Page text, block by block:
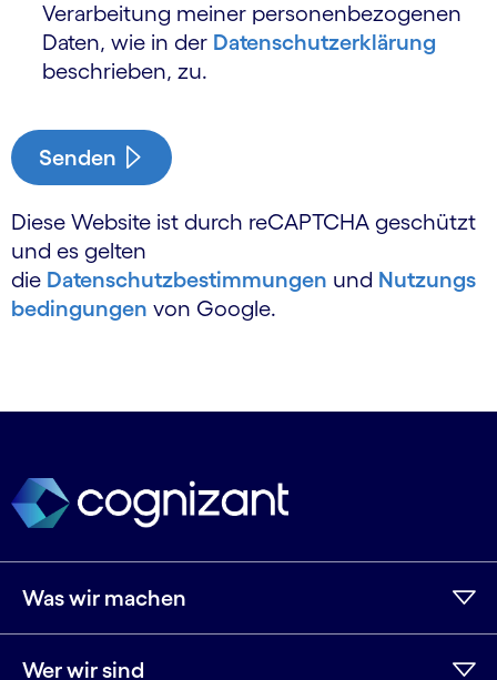
Verarbeitung meiner personen­bezogenen
Daten, wie in der Daten­schutz­erklärung
beschrieben, zu.
Senden
Diese Website ist durch reCAPTCHA geschützt
und es gelten
die Datenschutzbestimmungen und Nutzungs
bedingungen von Google.
Was wir machen
Wer wir sind